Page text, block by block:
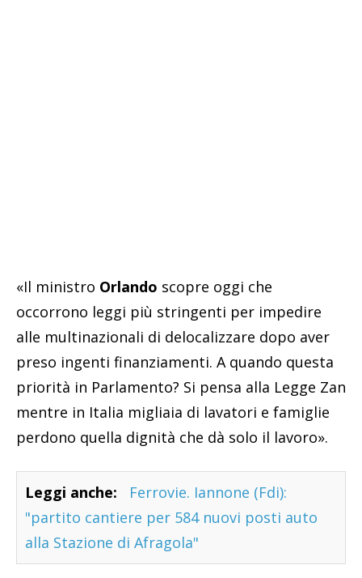
«Il ministro Orlando scopre oggi che
occorrono leggi più stringenti per impedire
alle multinazionali di delocalizzare dopo aver
preso ingenti finanziamenti. A quando questa
priorità in Parlamento? Si pensa alla Legge Zan
mentre in Italia migliaia di lavatori e famiglie
perdono quella dignità che dà solo il lavoro».
Leggi anche:
Ferrovie. Iannone (Fdi):
"partito cantiere per 584 nuovi posti auto
alla Stazione di Afragola"